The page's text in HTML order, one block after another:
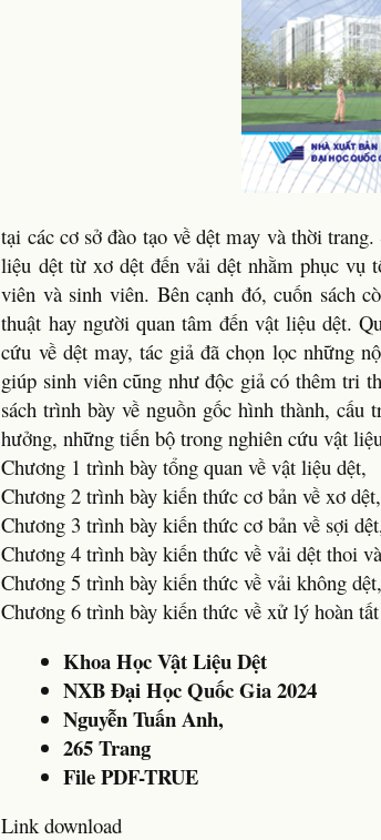
tại các cơ sở đào tạo về dệt may và thời
liệu dệt từ xơ dệt đến vải dệt nhằm phục vụ
viên và sinh viên. Bên cạnh đó, cuốn sách
thuật hay người quan tâm đến vật liệu dệt.
cứu về dệt may, tác giả đã chọn lọc những
giúp sinh viên cũng như độc giả có thêm tri
sách trình bày về nguồn gốc hình thành,
hưởng, những tiến bộ trong nghiên cứu vật
Chương 1 trình bày tổng quan về vật liệu dệt,
Chương 2 trình bày kiến thức cơ bản về xơ dệt,
Chương 3 trình bày kiến thức cơ bản về sợi
Chương 4 trình bày kiến thức về vải dệt thoi
Chương 5 trình bày kiến thức về vải không dệt,
Chương 6 trình bày kiến thức về xử lý hoàn
Khoa Học Vật Liệu Dệt
NXB Đại Học Quốc Gia 2024
Nguyễn Tuấn Anh,
265 Trang
File PDF-TRUE
Link download